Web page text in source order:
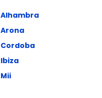
Alhambra
Arona
Cordoba
Ibiza
Mii